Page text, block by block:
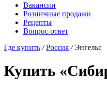
Вакансии
Розничные продажи
Рецепты
Вопрос-ответ
Где купить / Россия / Энгельс
Купить